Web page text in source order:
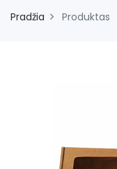
Pradžia Produktas